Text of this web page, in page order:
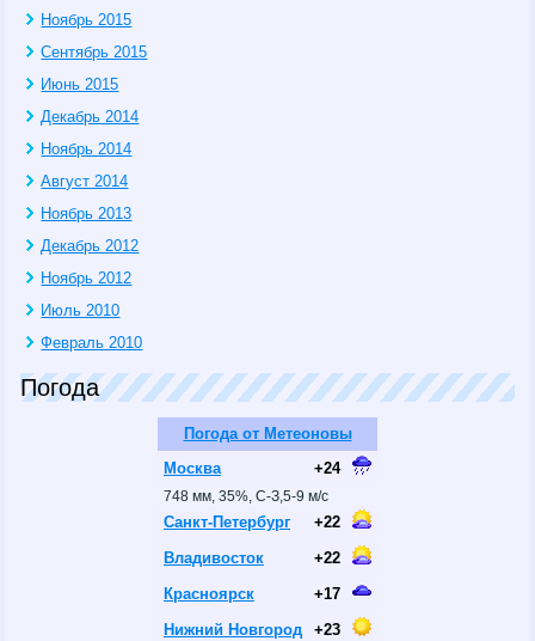
Ноябрь 2015
Сентябрь 2015
Июнь 2015
Декабрь 2014
Ноябрь 2014
Август 2014
Ноябрь 2013
Декабрь 2012
Ноябрь 2012
Июль 2010
Февраль 2010
Погода
Погода от Метеоновы
Москва
+24
748 мм, 35%, С-З,5-9 м/с
Санкт-Петербург
+22
Владивосток
+22
Красноярск
+17
Нижний Новгород
+23